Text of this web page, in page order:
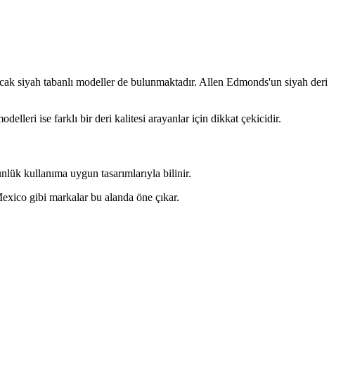
siyah tabanlı modeller de bulunmaktadır. Allen Edmonds'un siyah deri
ise farklı bir deri kalitesi arayanlar için dikkat çekicidir.
kullanıma uygun tasarımlarıyla bilinir.
gibi markalar bu alanda öne çıkar.